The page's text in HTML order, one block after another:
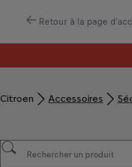
Retour à la page
Citroen Accessoires